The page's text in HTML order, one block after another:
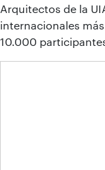
Arquitectos de la
internacionales
10.000